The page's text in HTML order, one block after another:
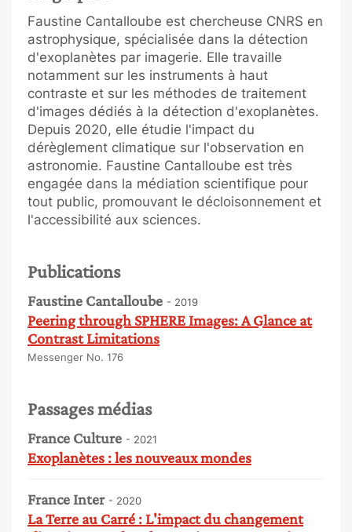
Faustine Cantalloube est chercheuse CNRS en
astrophysique, spécialisée dans la détection
d'exoplanètes par imagerie. Elle travaille
notamment sur les instruments à haut
contraste et sur les méthodes de traitement
d'images dédiés à la détection d'exoplanètes.
Depuis 2020, elle étudie l'impact du
dérèglement climatique sur l'observation en
astronomie. Faustine Cantalloube est très
engagée dans la médiation scientifique pour
tout public, promouvant le décloisonnement et
l'accessibilité aux sciences.
Publications
Faustine Cantalloube - 2019
Peering through SPHERE Images: A Glance at
Contrast Limitations
Messenger No. 176
Passages médias
France Culture - 2021
Exoplanètes : les nouveaux mondes
France Inter - 2020
La Terre au Carré : L'impact du changement